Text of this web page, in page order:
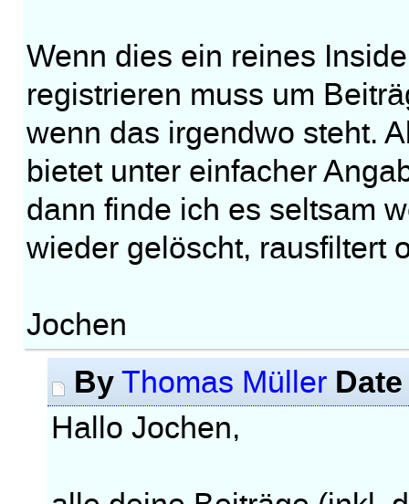
Wenn dies ein reines
registrieren muss um
wenn das irgendwo steht.
bietet unter einfacher
dann finde ich es seltsam
wieder gelöscht, rausfiltert
Jochen
By Thomas Müller Date
Hallo Jochen,